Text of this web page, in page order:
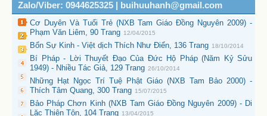
Zalo/Viber: 0944625325 | buihuuhanh@gmail.com
Cơ Duyên Và Tuổi Trẻ (NXB Tam Giáo Đồng Nguyên 2009) -
Phạm Văn Liêm, 90 Trang 12/04/2015
Bổn Sự Kinh - Việt dịch Thích Như Điển, 136 Trang 18/10/2014
Bí Pháp - Lời Thuyết Đạo Của Đức Hộ Pháp (Năm Kỷ Sửu
1949) - Nhiều Tác Giả, 129 Trang 26/10/2014
Những Hạt Ngọc Trí Tuệ Phật Giáo (NXB Tam Bảo 2000) -
Thích Tâm Quang, 300 Trang 15/07/2015
Bảo Pháp Chơn Kinh (NXB Tam Giáo Đồng Nguyên 2009) - Di
Lặc Thiên Tôn, 104 Trang 13/04/2015